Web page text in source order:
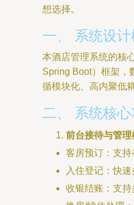
想选择。
一、 系统设计
本酒店管理系统的核
Spring Boot）框架，
循模块化、高内聚低
二、 系统核
前台接待与管理
客房预订：支持
入住登记：快
收银结账：支持